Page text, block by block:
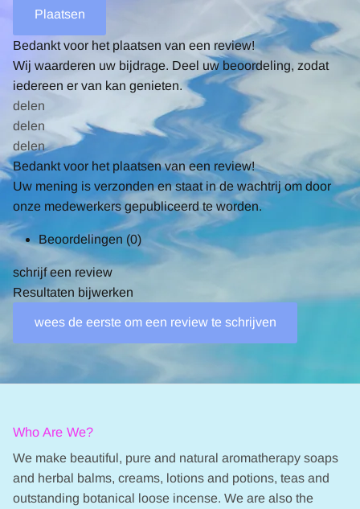
Bedankt voor het plaatsen van een review!
Wij waarderen uw bijdrage. Deel uw beoordeling, zodat
iedereen er van kan genieten.
delen
delen
delen
Bedankt voor het plaatsen van een review!
Uw mening is verzonden en staat in de wachtrij om door
onze medewerkers gepubliceerd te worden.
Beoordelingen (0)
schrijf een review
Resultaten bijwerken
wees de eerste om een review te schrijven
Who Are We?
We make beautiful, pure and natural aromatherapy soaps
and herbal balms, creams, lotions and potions, teas and
outstanding botanical loose incense. We are also the